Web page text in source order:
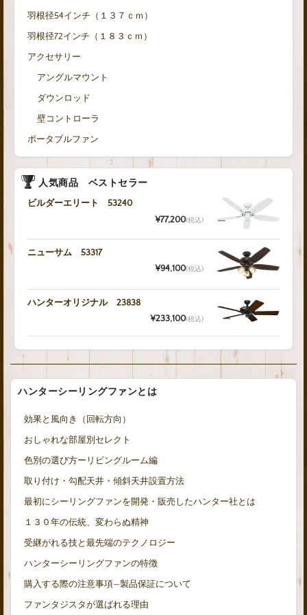
羽根径54インチ（１３７ｃｍ）
羽根径72インチ（１８３ｃｍ）
アクセサリー
アングルマウント
ダウンロッド
壁コントローラ
ポータブルファン
人気商品 ベストセラー
ビルダーエリート 53240
¥77,200(税込)
ニューサム 53317
¥94,100(税込)
ハンターオリジナル 23838
¥233,100(税込)
ハンターシーリングファンとは
効果と風向き（回転方向）
おしゃれな部屋別セレクト
色別の選び方ーリビングルーム編
取り付け・勾配天井・傾斜天井設置方法
最初にシーリングファンを開発・販売したハンター社とは
１３０年の伝統、変わらぬ精神
受継がれる技と最先端のテクノロジー
ハンターシーリングファンの特徴
購入する際の注意事項—製品保証について
ファンタジスタが選ばれる理由